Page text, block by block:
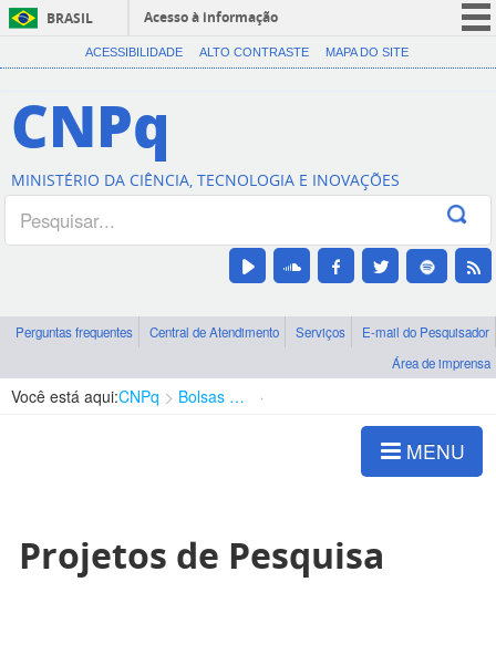
BRASIL
Acesso à informação
CORONAVÍRUS (COVID-19)
Canais
ACESSIBILIDADE ALTO CONTRASTE MAPA DO SITE
CNPq
MINISTÉRIO DA CIÊNCIA, TECNOLOGIA E INOVAÇÕES
Perguntas frequentes Central de Atendimento Serviços
E-mail do Pesquisador
Área de imprensa
Você está aqui:CNPq Bolsas e Auxílios Vigentes
MENU
Projetos de Pesquisa